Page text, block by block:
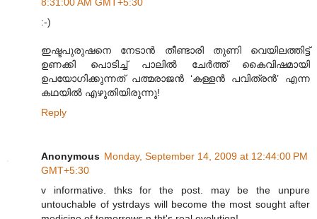
:-)
ഇഷ്ടപുരുഷനെ നേടാൻ തീണ്ടാരി തുണി വെയിലത്തിട്ട്
ഉണക്കി പൊടിച്ച് പാലിൽ ചേർത്ത് കൈവിഷമായി
ഉപയോഗിക്കുന്നത് പത്മരാജൻ ‘കള്ളൻ പവിത്രൻ’ എന്ന
കഥയിൽ എഴുതിയിരുന്നു!
Reply
Anonymous Monday, September 14, 2009 at 12:44:00 PM
GMT+5:30
v informative. thks for the post. may be the unpure
untouchable of ystrdays will become the most sought after